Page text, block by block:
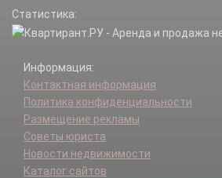
Статистика:
Информация:
Контактная информация
Политика конфиденциальности
Размещение рекламы
Советы юриста
Новости недвижимости
Каталог сайтов